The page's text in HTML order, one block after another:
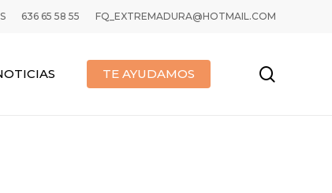
636 65 58 55 FQ_EXTREMADURA@HOTMAIL.COM
TE AYUDAMOS